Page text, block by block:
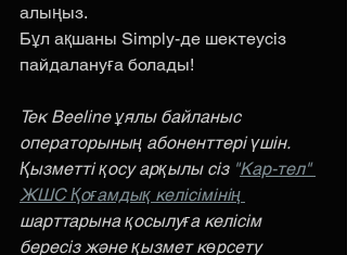
алыңыз.
Бұл ақшаны Simply-де шектеусіз
пайдалануға болады!
Тек Beeline ұялы байланыс
операторының абоненттері үшін.
Қызметті қосу арқылы сіз "Кар-тел"
ЖШС Қоғамдық келісімінің
шарттарына қосылуға келісім
бересіз және қызмет көрсету